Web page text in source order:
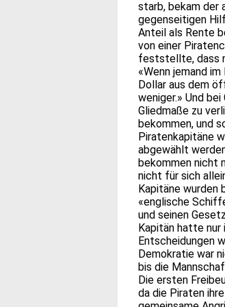
starb, bekam der
gegenseitigen
Anteil als Rente
von einer
feststellte, dass
«Wenn jemand
Dollar aus dem
weniger.» Und
Gliedmaße zu
bekommen, und
Piratenkapitäne
abgewählt
bekommen nicht
nicht für sich
Kapitäne wurden
«englische
und seinen
Kapitän hatte
Entscheidungen
Demokratie war
bis die
Die ersten
da die Piraten